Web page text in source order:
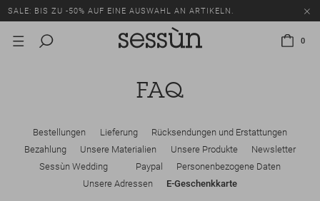
SALE: BIS ZU -50% AUF EINE AUSWAHL AN ARTIKELN.
0
FAQ
Bestellungen Lieferung
Rücksendungen und Erstattungen
Bezahlung
Unsere Materialien Unsere Produkte
Newsletter
Sessùn Wedding
Paypal
Personenbezogene Daten
Unsere Adressen
E-Geschenkkarte